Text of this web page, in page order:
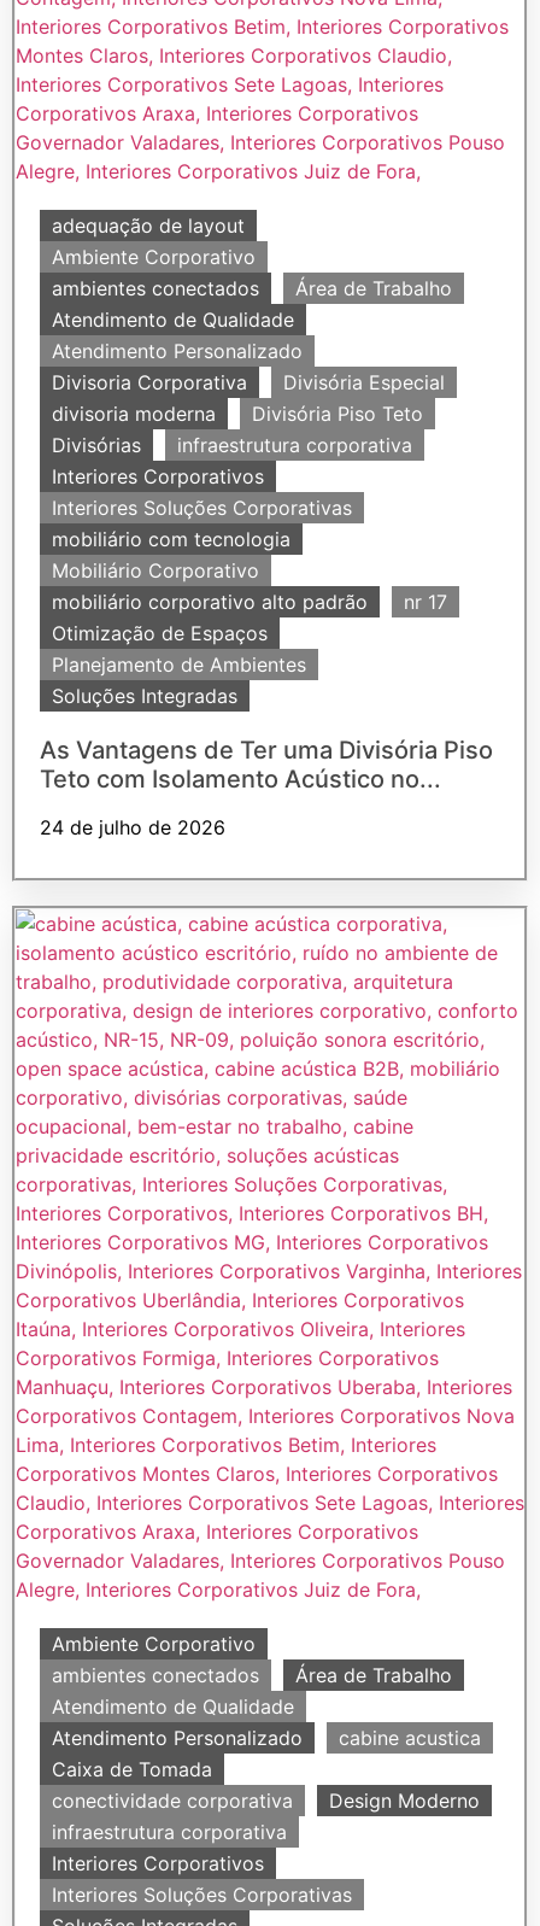
adequação de layout
Ambiente Corporativo
ambientes conectados
Área de Trabalho
Atendimento de Qualidade
Atendimento Personalizado
Divisoria Corporativa
Divisória Especial
divisoria moderna
Divisória Piso Teto
Divisórias
infraestrutura corporativa
Interiores Corporativos
Interiores Soluções Corporativas
mobiliário com tecnologia
Mobiliário Corporativo
mobiliário corporativo alto padrão
nr 17
Otimização de Espaços
Planejamento de Ambientes
Soluções Integradas
As Vantagens de Ter uma Divisória Piso
Teto com Isolamento Acústico no...
24 de julho de 2026
Ambiente Corporativo
ambientes conectados
Área de Trabalho
Atendimento de Qualidade
Atendimento Personalizado
cabine acustica
Caixa de Tomada
conectividade corporativa
Design Moderno
infraestrutura corporativa
Interiores Corporativos
Interiores Soluções Corporativas